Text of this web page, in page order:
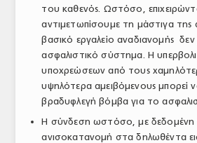
του καθενός. Ωστόσο,
αντιμετωπίσουμε τη μάστιγα της
βασικό εργαλείο αναδιανομής δεν
ασφαλιστικό σύστημα. Η
υποχρεώσεων από τους
υψηλότερα αμειβόμενους μπορεί
βραδυφλεγή βόμβα για το
Η σύνδεση ωστόσο, με δεδομένη
ανισοκατανομή στα δηλωθέντα